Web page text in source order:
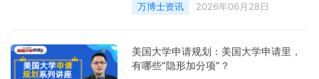
万博士资讯 2026年06月28日
美国大学申请规划：美国大学申请里，
有哪些“隐形加分项”？